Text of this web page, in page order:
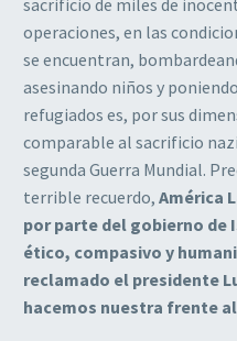
operaciones, en las
se encuentran,
asesinando niños y
refugiados es, por sus
comparable al sacrificio
segunda Guerra Mundial.
terrible recuerdo, América
por parte del gobierno
ético, compasivo y
reclamado el presidente
hacemos nuestra frente